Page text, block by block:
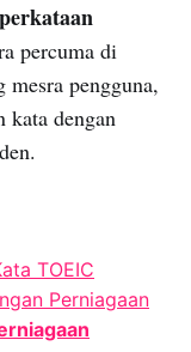
percuma di
pengguna,
kata dengan